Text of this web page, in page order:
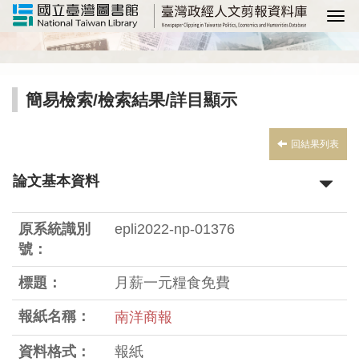
選
簡易檢索/檢索結果/詳目顯示
回結果列表
論文基本資料
原系統識別
號：
epli2022-np-01376
標題： 月薪一元糧食免費
報紙名稱： 南洋商報
資料格式： 報紙